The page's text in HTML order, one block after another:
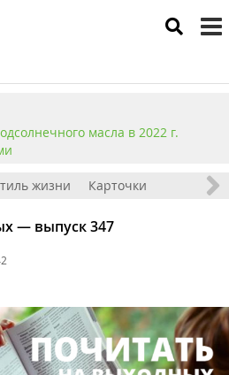
масла в 2022 г.
жизни Карточки
— выпуск 347